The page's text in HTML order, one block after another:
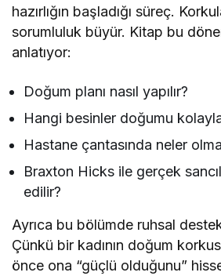
hazırlığın başladığı süreç.
sorumluluk büyür. Kitap bu
anlatıyor:
Doğum planı nasıl yapılır?
Hangi besinler doğumu
Hastane çantasında neler
Braxton Hicks ile gerçek
edilir?
Ayrıca bu bölümde ruhsal
Çünkü bir kadının doğum
önce ona “güçlü olduğunu”